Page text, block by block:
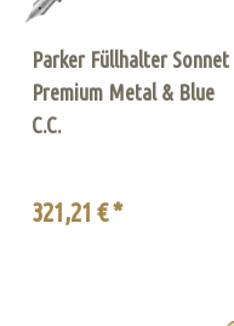
Parker Füllhalter Sonnet
Premium Metal & Blue
C.C.
321,21 € *